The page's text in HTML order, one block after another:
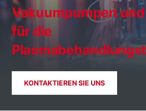
Vakuumpumpen
für die
KONTAKTIEREN SIE UNS